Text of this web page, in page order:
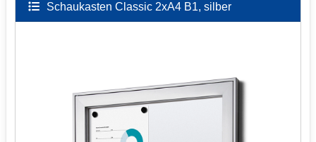
Schaukasten Classic 2xA4 B1, silber